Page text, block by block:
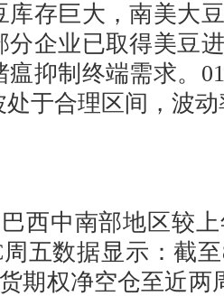
存巨大，南美大豆
分企业已取得美豆
瘟抑制终端需求。
于合理区间，波
中南部地区较上
周五数据显示：截
期权净空仓至近两